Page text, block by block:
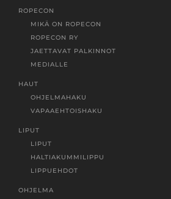
ROPECON
MIKÄ ON ROPECON
ROPECON RY
JAETTAVAT PALKINNOT
MEDIALLE
HAUT
OHJELMAHAKU
VAPAAEHTOISHAKU
LIPUT
LIPUT
HALTIAKUMMILIPPU
LIPPUEHDOT
OHJELMA